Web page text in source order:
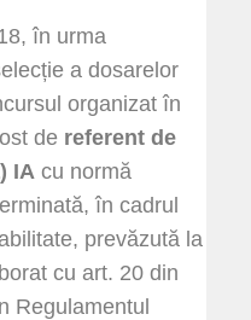
în urma
a dosarelor
organizat în
de referent de
IA cu normă
în cadrul
prevăzută la
cu art. 20 din
Regulamentul